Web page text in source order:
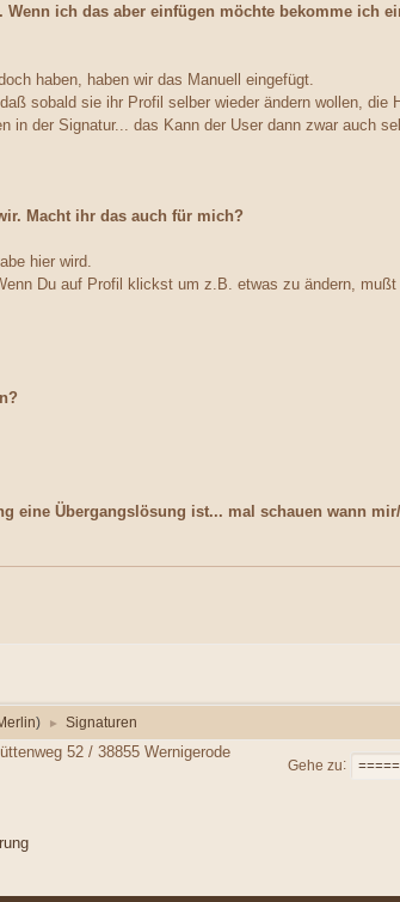
ich das aber einfügen möchte bekomme ich
haben, haben wir das Manuell eingefügt.
sobald sie ihr Profil selber wieder ändern wollen, die
in der Signatur... das Kann der User dann zwar auch
Macht ihr das auch für mich?
hier wird.
Du auf Profil klickst um z.B. etwas zu ändern,
eine Übergangslösung ist... mal schauen wann
) ► Signaturen
Gehe zu
52 / 38855 Wernigerode